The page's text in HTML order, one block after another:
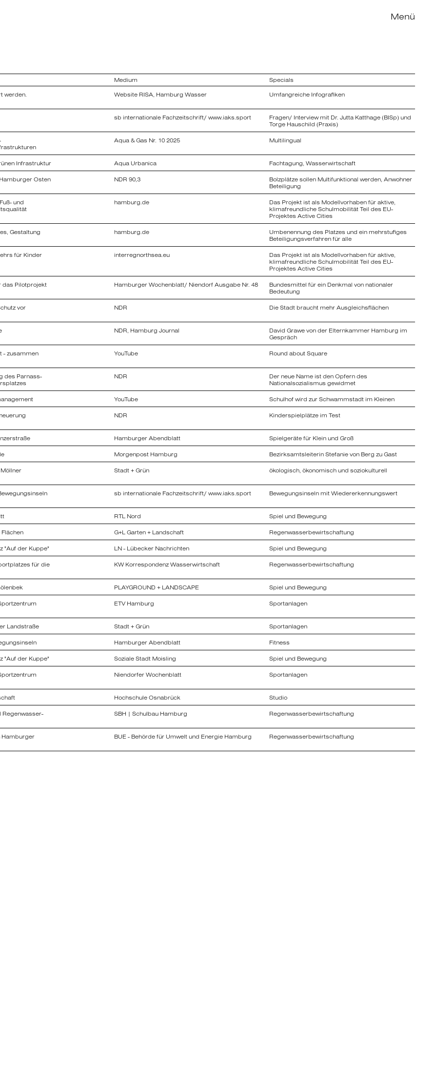
Menü
Medium
Specials
werden.
Website RISA, Hamburg Wasser Umfangreiche Infografiken
sb internationale Fachzeitschrift/ www.iaks.sport
Fragen/ Interview mit Dr. Jutta Katthage (BISp) und
Torge Hauschild (Praxis)
Fläche für
Wasser
Aqua & Gas Nr. 10 2025 Multilingual
Infrastruktur
mit einer
Möllner
Aqua Urbanica Fachtagung, Wasserwirtschaft
Osten
NDR 90,3
Bolzplätze sollen Multifunktional werden, Anwohner
Beteiligung
und
hamburg.de
Das Projekt ist als Modellvorhaben für aktive,
klimafreundliche Schulmobilität Teil des EU-
Projektes Active Cities
Gestaltung
Platz
hamburg.de
Umbenennung des Platzes und ein mehrstufiges
Beteiligungsverfahren für alle
für Kinder
interregnorthsea.eu
Das Projekt ist als Modellvorhaben für aktive,
klimafreundliche Schulmobilität Teil des EU-
Projektes Active Cities
das Pilotprojekt
Hamburger Wochenblatt/ Niendorf Ausgabe Nr. 48
Bundesmittel für ein Denkmal von nationaler
Bedeutung
vor
mehr
NDR Die Stadt braucht mehr Ausgleichsflächen
NDR, Hamburg Journal
David Grawe von der Elternkammer Hamburg im
Gespräch
- zusammen
Hamburg
YouTube Round about Square
des Parnass-
eingeweiht
NDR
Der neue Name ist den Opfern des
Nationalsozialismus gewidmet
YouTube Schulhof wird zur Schwammstadt im Kleinen
in Hamburg im
NDR Kinderspielplätze im Test
Hamburger Abendblatt Spielgeräte für Klein und Groß
Altona
Morgenpost Hamburg Bezirksamtsleiterin Stefanie von Berg zu Gast
Stadt
Stadt + Grün ökologisch, ökonomisch und soziokulturell
Hamburg
sb internationale Fachzeitschrift/ www.iaks.sport Bewegungsinseln mit Wiedererkennungswert
der Kuppe
RTL Nord Spiel und Bewegung
G+L Garten + Landschaft Regenwasserbewirtschaftung
"Auf der Kuppe"
LN - Lübecker Nachrichten Spiel und Bewegung
für die
Franziska
Dipl.-Ing.
KW Korrespondenz Wasserwirtschaft Regenwasserbewirtschaftung
Spielplätze
PLAYGROUND + LANDSCAPE Spiel und Bewegung
ETV Hamburg Sportanlagen
Landstraße
Stadt Hamburg
Stadt + Grün Sportanlagen
Hamburger Abendblatt Fitness
"Auf der Kuppe"
der Kuppe"
Soziale Stadt Moisling Spiel und Bewegung
Niendorfer Wochenblatt Sportanlagen
Ing. (FH) Kolja
Hochschule Osnabrück Studio
Regenwasser-
SBH | Schulbau Hamburg Regenwasserbewirtschaftung
Hamburger
BUE - Behörde für Umwelt und Energie Hamburg Regenwasserbewirtschaftung